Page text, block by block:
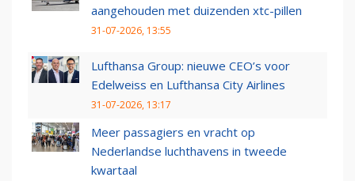
aangehouden met duizenden xtc-pillen
31-07-2026, 13:55
Lufthansa Group: nieuwe CEO’s voor
Edelweiss en Lufthansa City Airlines
31-07-2026, 13:17
Meer passagiers en vracht op
Nederlandse luchthavens in tweede
kwartaal